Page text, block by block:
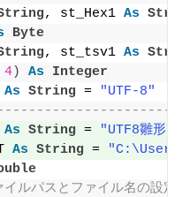
, st_Hex1 As
Byte
, st_tsv1 As
4) As
Integer
As String =
"UTF-8"
As String =
"UTF8雛形"
As String =
ルパスとファイル名の設定